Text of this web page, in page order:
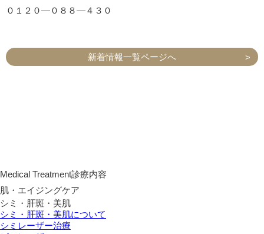
０１２０—０８８—４３０
新着情報一覧ページへ
Medical Treatment診療内容
肌・エイジングケア
シミ・肝斑・美肌
シミ・肝斑・美肌について
シミレーザー治療